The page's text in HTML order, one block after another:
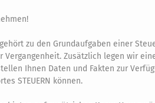
zu den Grundaufgaben einer
Zusätzlich legen wir
Ihnen Daten und Fakten zur
STEUERN können.